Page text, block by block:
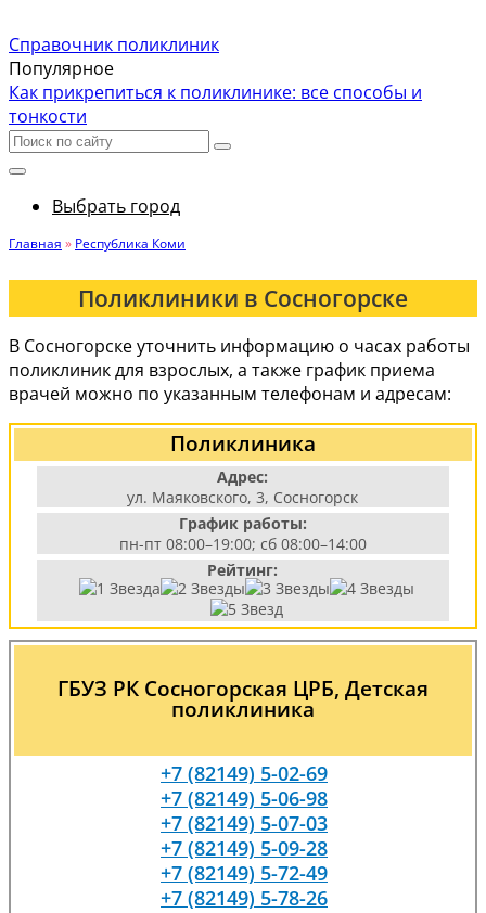
Справочник поликлиник
Популярное
Как прикрепиться к поликлинике: все способы и
тонкости
Выбрать город
Главная » Республика Коми
Поликлиники в Сосногорске
В Сосногорске уточнить информацию о часах работы
поликлиник для взрослых, а также график приема
врачей можно по указанным телефонам и адресам:
Поликлиника
Адрес:
ул. Маяковского, 3, Сосногорск
График работы:
пн-пт 08:00–19:00; сб 08:00–14:00
Рейтинг:
ГБУЗ РК Сосногорская ЦРБ, Детская
поликлиника
+7 (82149) 5-02-69
+7 (82149) 5-06-98
+7 (82149) 5-07-03
+7 (82149) 5-09-28
+7 (82149) 5-72-49
+7 (82149) 5-78-26